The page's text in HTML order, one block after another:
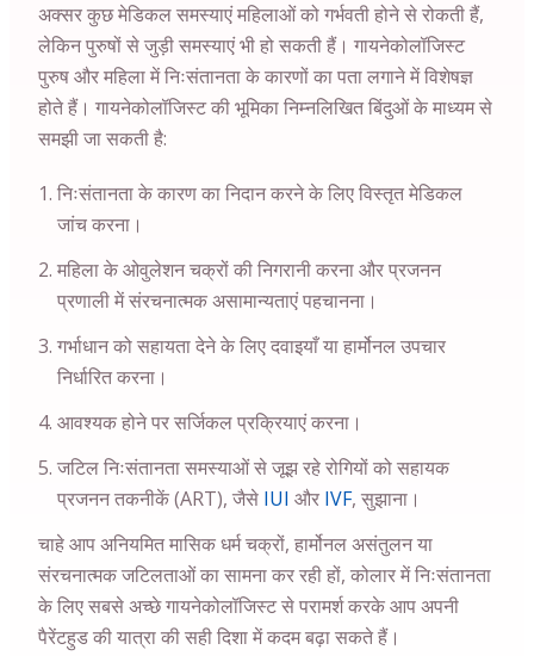
अक्सर कुछ मेडिकल समस्याएं महिलाओं को गर्भवती होने से रोकती हैं,
लेकिन पुरुषों से जुड़ी समस्याएं भी हो सकती हैं। गायनेकोलॉजिस्ट
पुरुष और महिला में निःसंतानता के कारणों का पता लगाने में विशेषज्ञ
होते हैं। गायनेकोलॉजिस्ट की भूमिका निम्नलिखित बिंदुओं के माध्यम से
समझी जा सकती है:
निःसंतानता के कारण का निदान करने के लिए विस्तृत मेडिकल
जांच करना।
महिला के ओवुलेशन चक्रों की निगरानी करना और प्रजनन
प्रणाली में संरचनात्मक असामान्यताएं पहचानना।
गर्भाधान को सहायता देने के लिए दवाइयाँ या हार्मोनल उपचार
निर्धारित करना।
आवश्यक होने पर सर्जिकल प्रक्रियाएं करना।
जटिल निःसंतानता समस्याओं से जूझ रहे रोगियों को सहायक
प्रजनन तकनीकें (ART), जैसे IUI और IVF, सुझाना।
चाहे आप अनियमित मासिक धर्म चक्रों, हार्मोनल असंतुलन या
संरचनात्मक जटिलताओं का सामना कर रही हों, कोलार में निःसंतानता
के लिए सबसे अच्छे गायनेकोलॉजिस्ट से परामर्श करके आप अपनी
पैरेंटहुड की यात्रा की सही दिशा में कदम बढ़ा सकते हैं।